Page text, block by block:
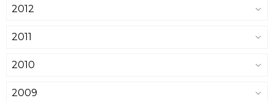
2012
2011
2010
2009